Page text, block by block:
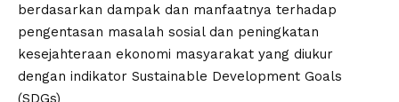
berdasarkan dampak dan manfaatnya terhadap
pengentasan masalah sosial dan peningkatan
kesejahteraan ekonomi masyarakat yang diukur
dengan indikator Sustainable Development Goals
(SDGs)